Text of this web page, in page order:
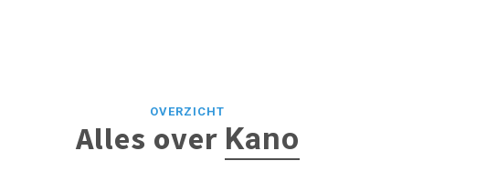
OVERZICHT
Alles over Kano